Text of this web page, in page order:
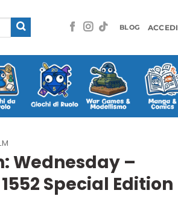
BLOG ACCEDI
Wednesday –
Special Edition